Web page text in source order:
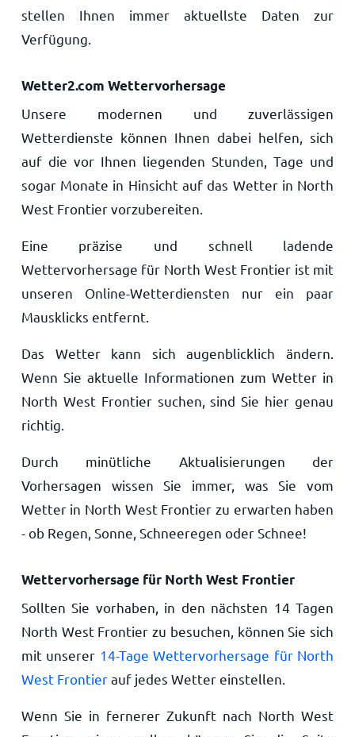
stellen Ihnen immer aktuellste Daten zur
Verfügung.
Wetter2.com Wettervorhersage
Unsere modernen und zuverlässigen
Wetterdienste können Ihnen dabei helfen, sich
auf die vor Ihnen liegenden Stunden, Tage und
sogar Monate in Hinsicht auf das Wetter in North
West Frontier vorzubereiten.
Eine präzise und schnell ladende
Wettervorhersage für North West Frontier ist mit
unseren Online-Wetterdiensten nur ein paar
Mausklicks entfernt.
Das Wetter kann sich augenblicklich ändern.
Wenn Sie aktuelle Informationen zum Wetter in
North West Frontier suchen, sind Sie hier genau
richtig.
Durch minütliche Aktualisierungen der
Vorhersagen wissen Sie immer, was Sie vom
Wetter in North West Frontier zu erwarten haben
- ob Regen, Sonne, Schneeregen oder Schnee!
Wettervorhersage für North West Frontier
Sollten Sie vorhaben, in den nächsten 14 Tagen
North West Frontier zu besuchen, können Sie sich
mit unserer 14-Tage Wettervorhersage für North
West Frontierauf jedes Wetter einstellen.
Wenn Sie in fernerer Zukunft nach North West